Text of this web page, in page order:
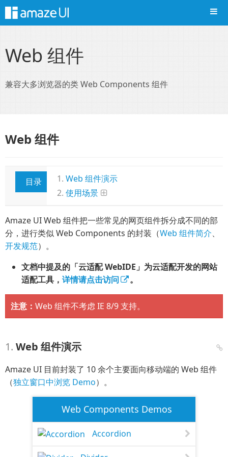
导
Web 组件
兼容大多浏览器的类 Web Components 组件
Web 组件
目录
Web 组件演示
使用场景
Amaze UI Web 组件把一些常见的网页组件拆分成不同的部
分，进行类似 Web Components 的封装（Web 组件简介、
开发规范）。
文档中提及的「云适配 WebIDE」为云适配开发的网站
适配工具， 详情请点击访问 。
注意： Web 组件不考虑 IE 8/9 支持。
Web 组件演示
Amaze UI 目前封装了 10 余个主要面向移动端的 Web 组件
（独立窗口中浏览 Demo）。